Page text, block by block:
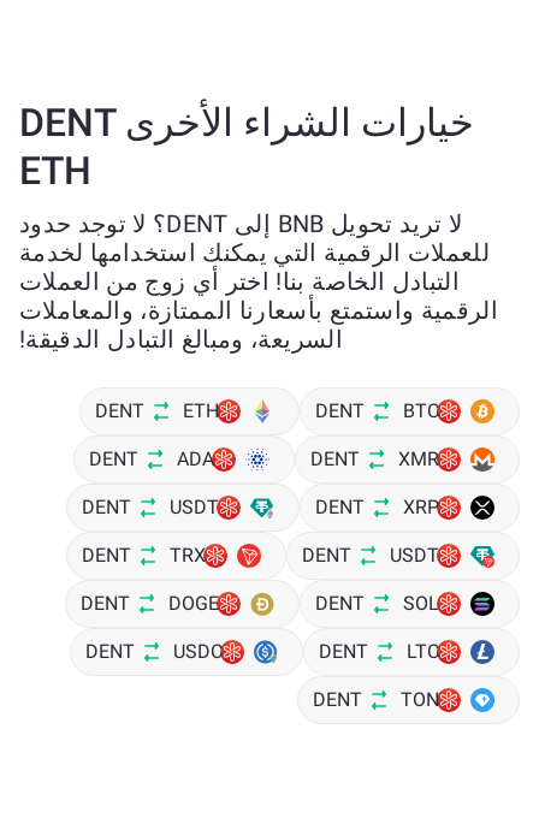
خيارات الشراء الأخرى DENT
ETH
لا تريد تحويل BNB إلى DENT؟ لا توجد حدود
للعملات الرقمية التي يمكنك استخدامها لخدمة
التبادل الخاصة بنا! اختر أي زوج من العملات
الرقمية واستمتع بأسعارنا الممتازة، والمعاملات
السريعة، ومبالغ التبادل الدقيقة!
BTC
DENT
ETH
DENT
XMR
DENT
ADA
DENT
XRP
DENT
USDT
DENT
USDT
DENT
TRX
DENT
SOL
DENT
DOGE
DENT
LTC
DENT
USDC
DENT
TON
DENT